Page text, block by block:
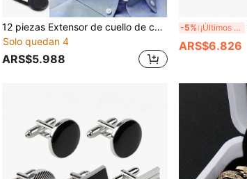
12 piezas Extensor de cuello de camisa para hombres, extensor de botón elástico adecuado para camisas de vestir, corbatas y camisas de vestir para hombres, extensor de cuello de media talla, botones de novedad para hombres, extensor de puño
Solo quedan 4
ARS$5.988
-5% ¡Últimos 3 días
ARS$6.826